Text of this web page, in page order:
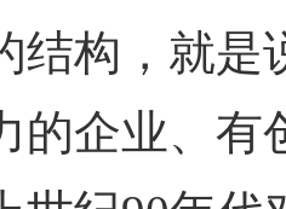
结构，就
的企业、